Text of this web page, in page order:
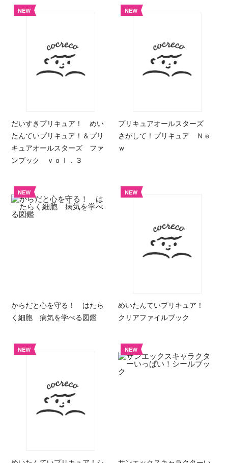
NEW
だいすきプリキュア！ めい
たんていプリキュア！＆プリ
キュアオールスターズ ファ
ンブック ｖｏｌ．３
NEW
プリキュアオールスターズ
さがして！プリキュア Ｎｅ
ｗ
NEW
からだと心を守る！ はたら
く細胞 病気を学べる図鑑
NEW
めいたんていプリキュア！
クリアファイルブック
NEW NEW